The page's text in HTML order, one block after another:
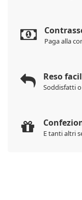
Paga alla
Reso
Soddisfatti
E tanti altri